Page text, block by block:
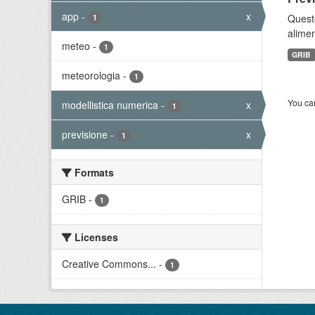
app - 1 x
meteo - 1
meteorologia - 1
modellistica numerica - 1 x
previsione - 1 x
Formats
GRIB - 1
Licenses
Creative Commons... - 1
GRIB
You